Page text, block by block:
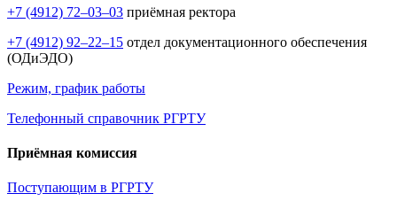
+7 (4912) 72–03–03 приёмная ректора
+7 (4912) 92–22–15 отдел документационного обеспечения
(ОДиЭДО)
Режим, график работы
Телефонный справочник РГРТУ
Приёмная комиссия
Поступающим в РГРТУ